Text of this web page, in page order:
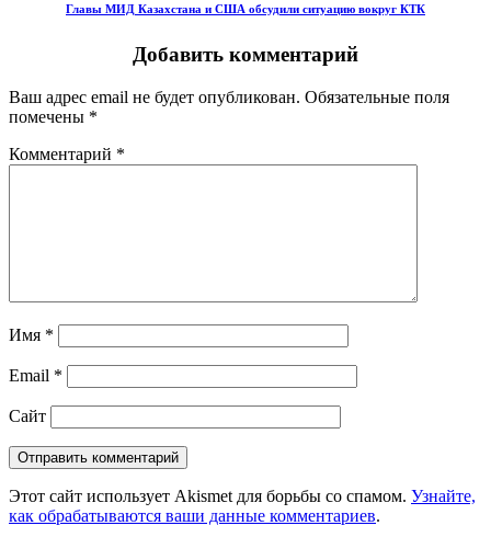
Главы МИД Казахстана и США обсудили ситуацию вокруг КТК
Добавить комментарий
Ваш адрес email не будет опубликован. Обязательные поля
помечены *
Комментарий *
Имя *
Email *
Сайт
Этот сайт использует Akismet для борьбы со спамом. Узнайте,
как обрабатываются ваши данные комментариев.